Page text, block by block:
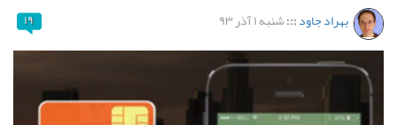
بهراد جاود:::شنبه ۱ آذر ۹۳ ۱۹